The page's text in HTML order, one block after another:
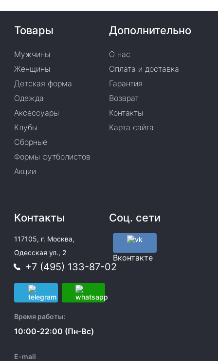
Товары
Мужчины
Женщины
Детская форма
Одежда
Аксессуары
Клубы
Сборные
Формы футболистов
Акции
Дополнительно
О нас
Оплата и доставка
Гарантия
Возврат
Контакты
Карта сайта
Контакты
117105, г. Москва,
Одесская ул., 2
+7 (495) 133-87-02
Время работы:
10:00-22:00 (Пн-Вс)
E-mail
Соц. сети
Вконтакте